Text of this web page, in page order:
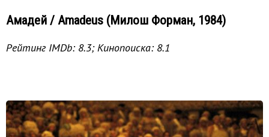
Амадей / Amadeus (Милош Форман, 1984)
Рейтинг IMDb: 8.3; Кинопоиска: 8.1